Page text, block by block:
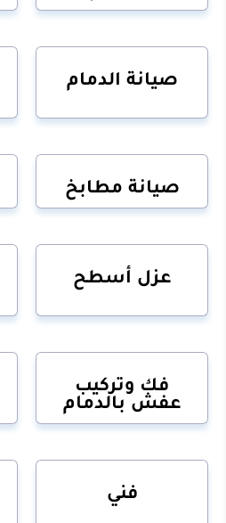
صيانة الدمام
صيانة مطابخ
عزل أسطح
فك وتركيب
عفش بالدمام
فني